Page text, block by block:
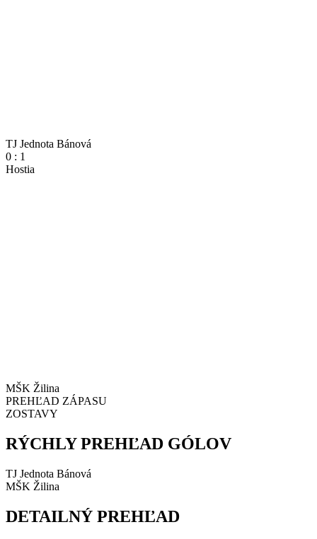
TJ Jednota Bánová
0 : 1
Hostia
MŠK Žilina
PREHĽAD ZÁPASU
ZOSTAVY
RÝCHLY PREHĽAD GÓLOV
TJ Jednota Bánová
MŠK Žilina
DETAILNÝ PREHĽAD